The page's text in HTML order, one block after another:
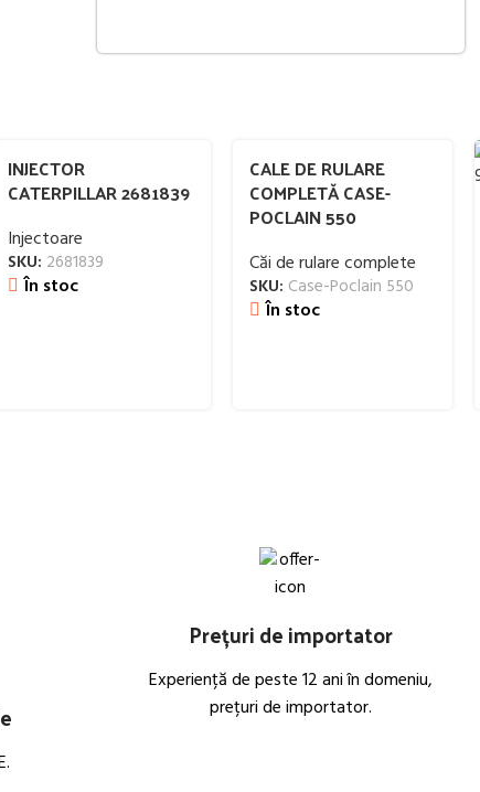
INJECTOR
CATERPILLAR 2681839
Injectoare
SKU: 2681839
În stoc
CALE DE RULARE
COMPLETĂ CASE-
POCLAIN 550
Căi de rulare complete
SKU: Case-Poclain 550
În stoc
Prețuri de importator
Experiență de peste 12 ani în domeniu,
prețuri de importator.